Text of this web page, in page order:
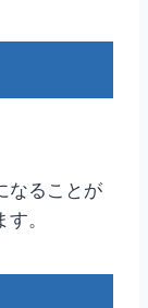
なることが
。